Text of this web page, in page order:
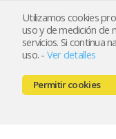
Utilizamos cookies
uso y de medición de
servicios. Si continua
uso. - Ver detalles
Permitir cookies